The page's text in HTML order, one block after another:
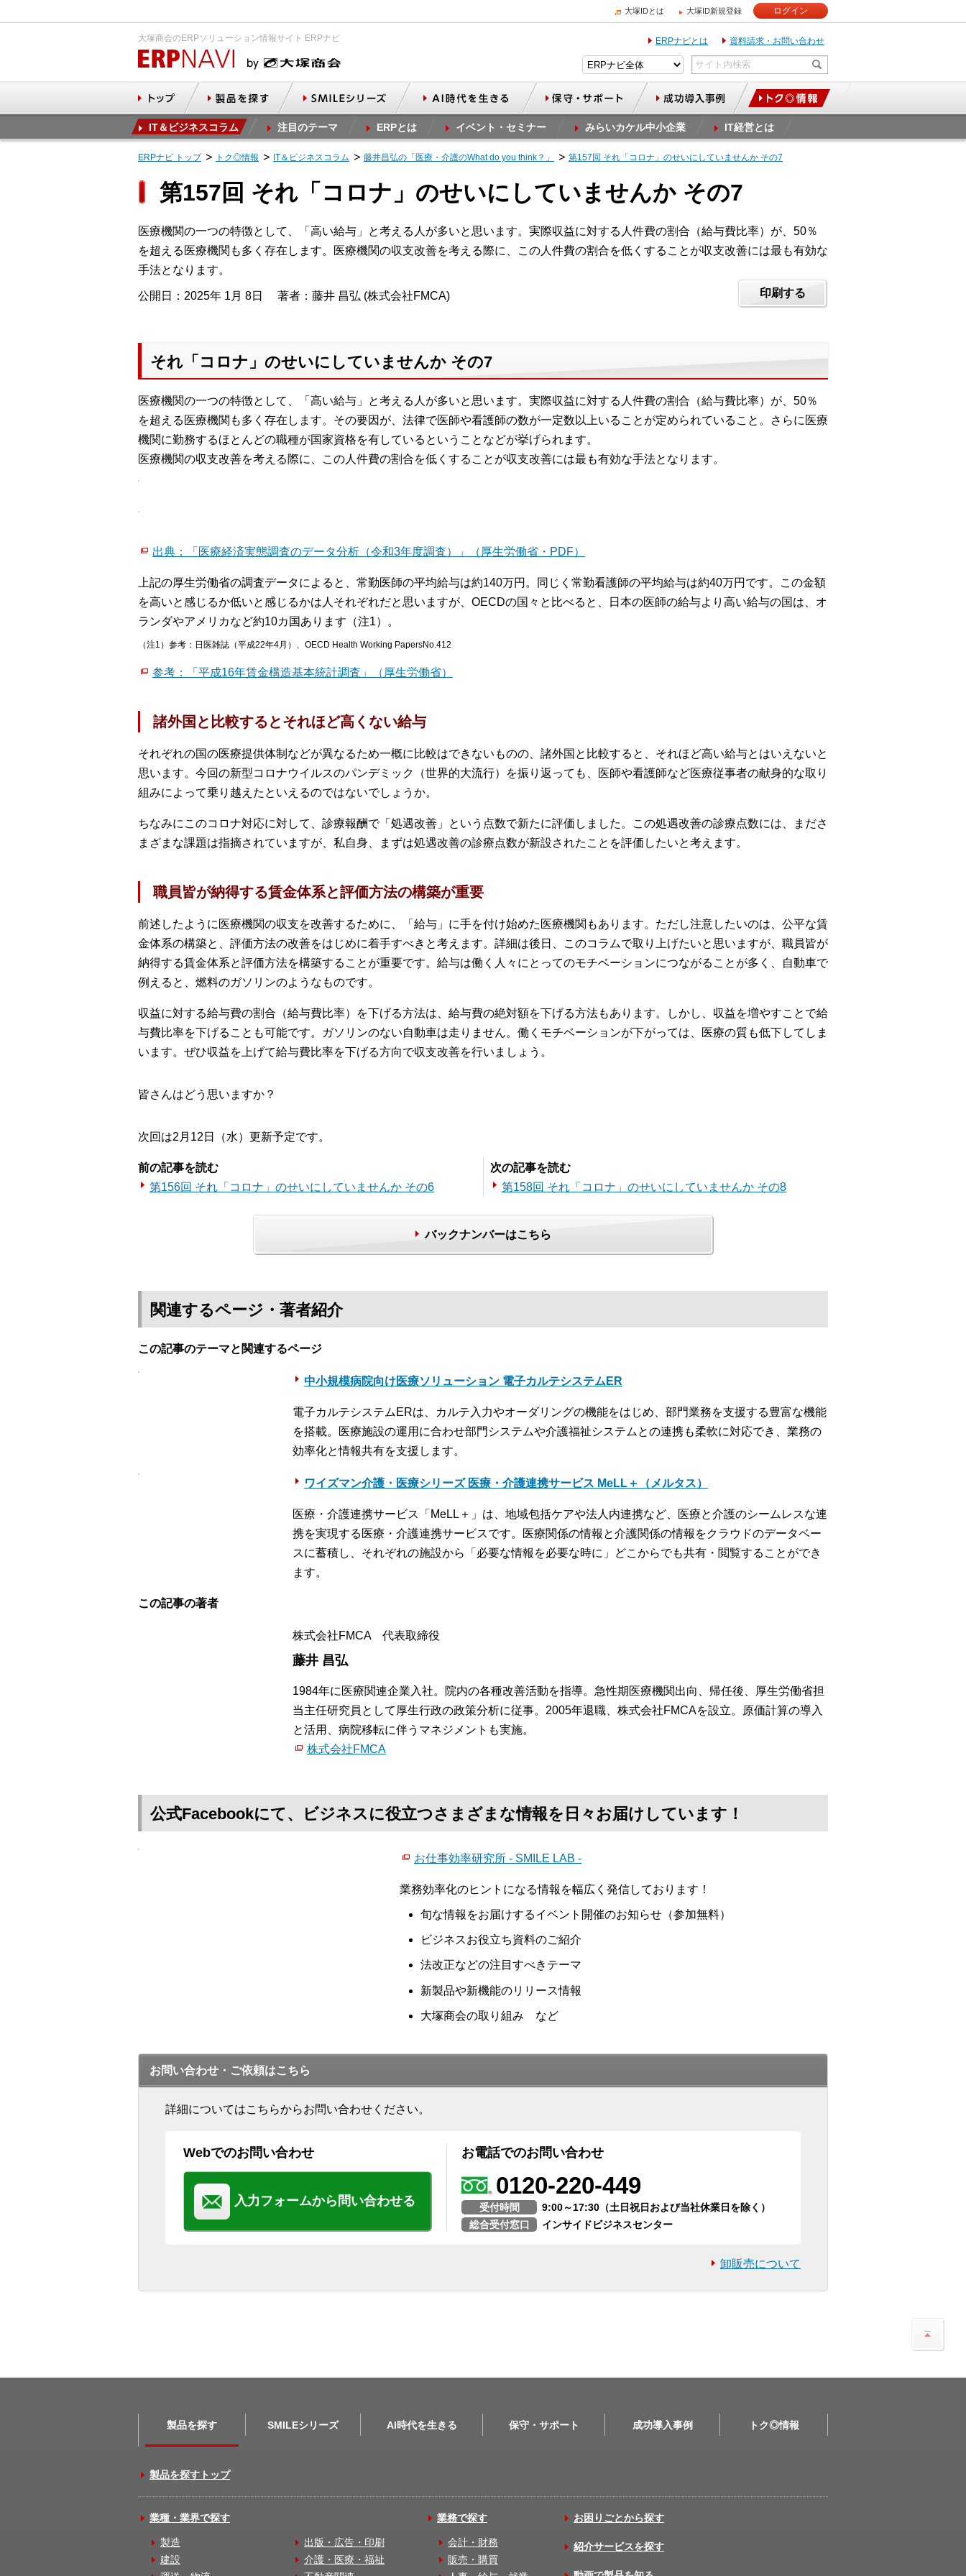
大塚IDとは 大塚ID新規登録 ログイン
大塚商会のERPソリューション情報サイト ERPナビ ERPナビとは 資料請求・お問い合わせ
IT＆ビジネスコラム 注目のテーマ ERPとは イベント・セミナー みらいカケル中小企業 IT経営とは
ERPナビ トップ トク◎情報 IT＆ビジネスコラム 藤井昌弘の「医療・介護のWhat do you think？」 第157回 それ「コロナ」のせいにしていませんか その7
第157回 それ「コロナ」のせいにしていませんか その7
医療機関の一つの特徴として、「高い給与」と考える人が多いと思います。実際収益に対する人件費の割合（給与費比率）が、50％
を超える医療機関も多く存在します。医療機関の収支改善を考える際に、この人件費の割合を低くすることが収支改善には最も有効な
手法となります。
公開日：2025年 1月 8日 著者：藤井 昌弘 (株式会社FMCA) 印刷する
それ「コロナ」のせいにしていませんか その7
医療機関の一つの特徴として、「高い給与」と考える人が多いと思います。実際収益に対する人件費の割合（給与費比率）が、50％
を超える医療機関も多く存在します。その要因が、法律で医師や看護師の数が一定数以上いることが定められていること。さらに医療
機関に勤務するほとんどの職種が国家資格を有しているということなどが挙げられます。
医療機関の収支改善を考える際に、この人件費の割合を低くすることが収支改善には最も有効な手法となります。
出典：「医療経済実態調査のデータ分析（令和3年度調査）」（厚生労働省・PDF）
上記の厚生労働省の調査データによると、常勤医師の平均給与は約140万円。同じく常勤看護師の平均給与は約40万円です。この金額
を高いと感じるか低いと感じるかは人それぞれだと思いますが、OECDの国々と比べると、日本の医師の給与より高い給与の国は、オ
ランダやアメリカなど約10カ国あります（注1）。
（注1）参考：日医雑誌（平成22年4月）、OECD Health Working PapersNo.412
参考：「平成16年賃金構造基本統計調査」（厚生労働省）
諸外国と比較するとそれほど高くない給与
それぞれの国の医療提供体制などが異なるため一概に比較はできないものの、諸外国と比較すると、それほど高い給与とはいえないと
思います。今回の新型コロナウイルスのパンデミック（世界的大流行）を振り返っても、医師や看護師など医療従事者の献身的な取り
組みによって乗り越えたといえるのではないでしょうか。
ちなみにこのコロナ対応に対して、診療報酬で「処遇改善」という点数で新たに評価しました。この処遇改善の診療点数には、まださ
まざまな課題は指摘されていますが、私自身、まずは処遇改善の診療点数が新設されたことを評価したいと考えます。
職員皆が納得する賃金体系と評価方法の構築が重要
前述したように医療機関の収支を改善するために、「給与」に手を付け始めた医療機関もあります。ただし注意したいのは、公平な賃
金体系の構築と、評価方法の改善をはじめに着手すべきと考えます。詳細は後日、このコラムで取り上げたいと思いますが、職員皆が
納得する賃金体系と評価方法を構築することが重要です。給与は働く人々にとってのモチベーションにつながることが多く、自動車で
例えると、燃料のガソリンのようなものです。
収益に対する給与費の割合（給与費比率）を下げる方法は、給与費の絶対額を下げる方法もあります。しかし、収益を増やすことで給
与費比率を下げることも可能です。ガソリンのない自動車は走りません。働くモチベーションが下がっては、医療の質も低下してしま
います。ぜひ収益を上げて給与費比率を下げる方向で収支改善を行いましょう。
皆さんはどう思いますか？
次回は2月12日（水）更新予定です。
前の記事を読む
第156回 それ「コロナ」のせいにしていませんか その6
次の記事を読む
第158回 それ「コロナ」のせいにしていませんか その8
バックナンバーはこちら
関連するページ・著者紹介
この記事のテーマと関連するページ
中小規模病院向け医療ソリューション 電子カルテシステムER
電子カルテシステムERは、カルテ入力やオーダリングの機能をはじめ、部門業務を支援する豊富な機能
を搭載。医療施設の運用に合わせ部門システムや介護福祉システムとの連携も柔軟に対応でき、業務の
効率化と情報共有を支援します。
ワイズマン介護・医療シリーズ 医療・介護連携サービス MeLL＋（メルタス）
医療・介護連携サービス「MeLL＋」は、地域包括ケアや法人内連携など、医療と介護のシームレスな連
携を実現する医療・介護連携サービスです。医療関係の情報と介護関係の情報をクラウドのデータベー
スに蓄積し、それぞれの施設から「必要な情報を必要な時に」どこからでも共有・閲覧することができ
ます。
この記事の著者
株式会社FMCA 代表取締役
藤井 昌弘
1984年に医療関連企業入社。院内の各種改善活動を指導。急性期医療機関出向、帰任後、厚生労働省担
当主任研究員として厚生行政の政策分析に従事。2005年退職、株式会社FMCAを設立。原価計算の導入
と活用、病院移転に伴うマネジメントも実施。
株式会社FMCA
公式Facebookにて、ビジネスに役立つさまざまな情報を日々お届けしています！
お仕事効率研究所 - SMILE LAB -
業務効率化のヒントになる情報を幅広く発信しております！
旬な情報をお届けするイベント開催のお知らせ（参加無料）
ビジネスお役立ち資料のご紹介
法改正などの注目すべきテーマ
新製品や新機能のリリース情報
大塚商会の取り組み など
お問い合わせ・ご依頼はこちら
詳細についてはこちらからお問い合わせください。
Webでのお問い合わせ
入力フォームから問い合わせる
お電話でのお問い合わせ
0120-220-449
受付時間
9:00～17:30（土日祝日および当社休業日を除く）
総合受付窓口
インサイドビジネスセンター
卸販売について
製品を探す SMILEシリーズ AI時代を生きる 保守・サポート 成功導入事例 トク◎情報
製品を探すトップ
業種・業界で探す
製造
建設
出版・広告・印刷
介護・医療・福祉
業務で探す
会計・財務
販売・購買
お困りごとから探す
紹介サービスを探す